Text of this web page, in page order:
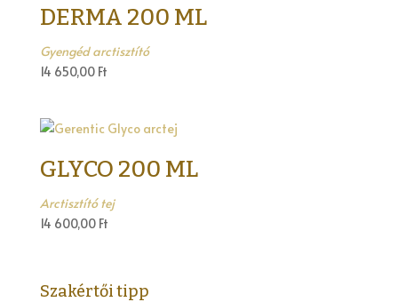
DERMA 200 ML
Gyengéd arctisztító
14 650,00 Ft
GLYCO 200 ML
Arctisztító tej
14 600,00 Ft
Szakértői tipp